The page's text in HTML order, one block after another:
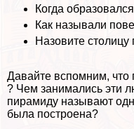
Когда
Как называли
Назовите столицу
Давайте вспомним, что
? Чем занимались эти
пирамиду называют
была построена?